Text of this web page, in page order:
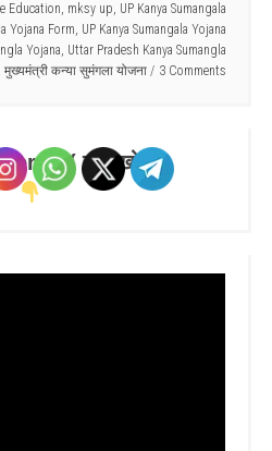
Education, mksy up, UP Kanya Sumangala
Yojana Form, UP Kanya Sumangala Yojana
Yojana, Uttar Pradesh Kanya Sumangla
मुख्यमंत्री कन्या सुमंगला योजना 3 Comments
- ( यहाँ खोजें )